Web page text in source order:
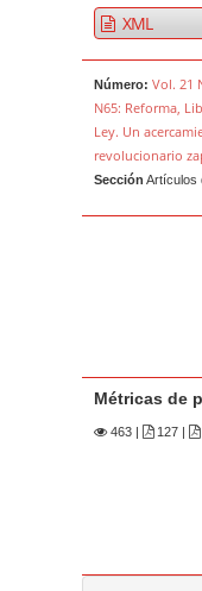
XML
Número: Vol. 21
N65: Reforma,
Ley. Un
revolucionario
Sección Artículos
Métricas de
463| 127 |